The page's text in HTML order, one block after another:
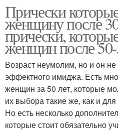
Прически
женщину после
прически,
женщин после 50-
Возраст неумолим, но и он
эффектного имиджа. Есть
женщин за 50 лет, которые
их выбора такие же, как и
Но есть несколько
которые стоит обязательно